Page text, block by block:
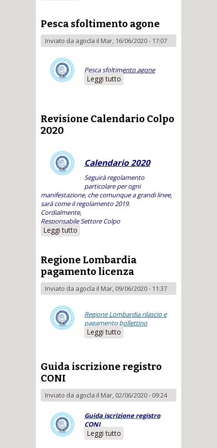
Pesca sfoltimento agone
Inviato da agoclail Mar, 16/06/2020 - 17:07
Pesca sfoltimento agone
Leggi tutto
sfoltimento agone
Revisione Calendario Colpo
2020
Calendario 2020
Seguirà regolamento
particolare per ogni
manifestazione, che comunque a grandi linee,
sarà come il regolamento 2019.
Cordialmente,
Responsabile Settore Colpo
Leggi tutto
2020
Regione Lombardia
pagamento licenza
Inviato da agoclail Mar, 09/06/2020 - 11:37
Regione Lombardia rilascio e
pagamento bollettino
Leggi tutto
Lombardia
Guida iscrizione registro
CONI
Inviato da agoclail Mar, 02/06/2020 - 09:24
Guida iscrizione registro
CONI
Leggi tutto
registro CONI